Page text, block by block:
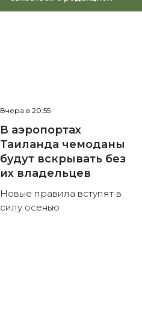
Вчера в 20:55
В аэропортах
Таиланда чемоданы
будут вскрывать без
их владельцев
Новые правила вступят в
силу осенью